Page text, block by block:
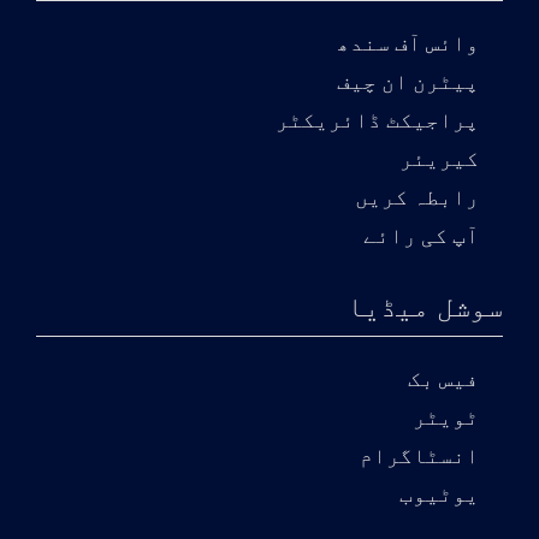
وائس آف سندھ
پیٹرن ان چیف
پراجیکٹ ڈائریکٹر
کیریئر
رابطہ کریں
آپ کی رائے
سوشل میڈیا
فیس بک
ٹویٹر
انسٹاگرام
یوٹیوب